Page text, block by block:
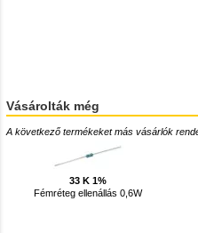
Vásárolták még
A következő termékeket más vásárlók
33 K 1%
Fémréteg ellenállás 0,6W